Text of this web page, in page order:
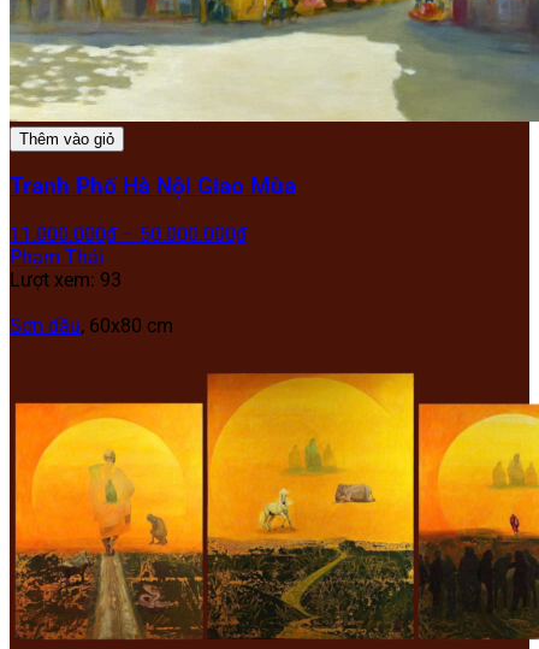
Thêm vào giỏ
Tranh Phố Hà Nội Giao Mùa
11.000.000₫ – 50.000.000₫
Phạm Thái
Lượt xem: 93
Sơn dầu, 60x80 cm